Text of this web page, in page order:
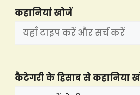
कहानियां खोजें
कैटेगरी के हिसाब से कहानिया